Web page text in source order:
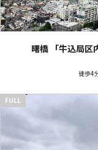
曙橋 「牛込局区
徒歩4
FULL